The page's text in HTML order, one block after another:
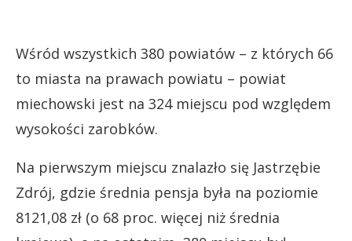
Wśród wszystkich 380 powiatów – z których 66
to miasta na prawach powiatu – powiat
miechowski jest na 324 miejscu pod względem
wysokości zarobków.
Na pierwszym miejscu znalazło się Jastrzębie
Zdrój, gdzie średnia pensja była na poziomie
8121,08 zł (o 68 proc. więcej niż średnia